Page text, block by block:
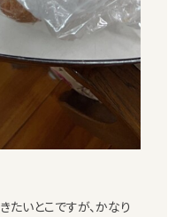
たいとこですが、かなり